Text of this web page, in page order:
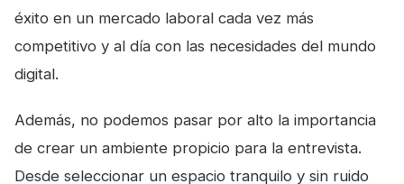
éxito en un mercado laboral cada vez más
competitivo y al día con las necesidades del mundo
digital.
Además, no podemos pasar por alto la importancia
de crear un ambiente propicio para la entrevista.
Desde seleccionar un espacio tranquilo y sin ruido